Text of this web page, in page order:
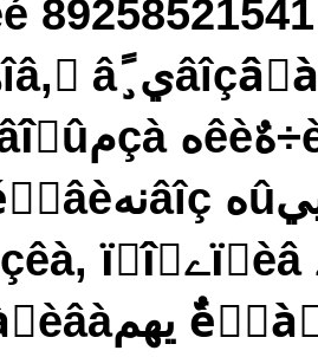
ؤىèًٍèé 89258521541 ïàًàïٌèُîëîم,
ىàمèے, âîçâًàٍ ïàًٍي¸ًîâ, ٌâهنهيèه
ٌَنهل, ىàمè÷هٌêèه çàمîâîًû,
نèٌٍàيِèîييûه âîçنهéٌٍâèے,
ٌهêٌَàëüيàے ïًèâےçêà, ïًîٌىîًٍ
ٌèٍَàِèè, ÷èٌٍêà îٍ يهمàٍèâà, ٌيےٍèه